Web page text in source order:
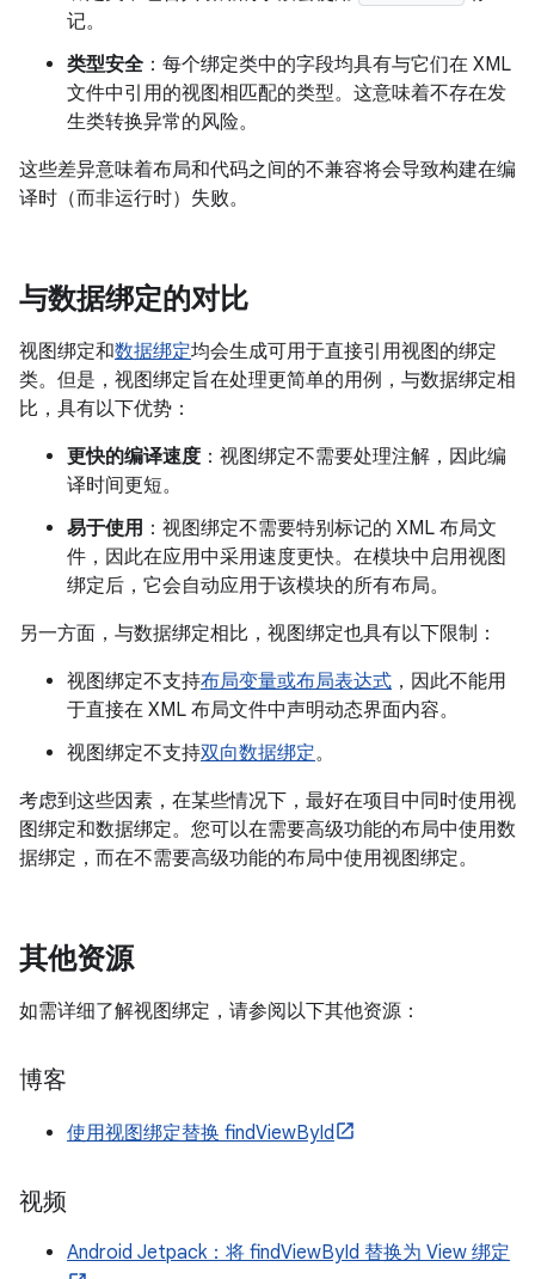
记。
类型安全 ：每个绑定类中的字段均具有与它们在 XML
文件中引用的视图相匹配的类型。这意味着不存在发
生类转换异常的风险。
这些差异意味着布局和代码之间的不兼容将会导致构建在编
译时（而非运行时）失败。
与数据绑定的对比
视图绑定和数据绑定均会生成可用于直接引用视图的绑定
类。但是，视图绑定旨在处理更简单的用例，与数据绑定相
比，具有以下优势：
更快的编译速度 ：视图绑定不需要处理注解，因此编
译时间更短。
易于使用 ：视图绑定不需要特别标记的 XML 布局文
件，因此在应用中采用速度更快。在模块中启用视图
绑定后，它会自动应用于该模块的所有布局。
另一方面，与数据绑定相比，视图绑定也具有以下限制：
视图绑定不支持布局变量或布局表达式 ，因此不能用
于直接在 XML 布局文件中声明动态界面内容。
视图绑定不支持双向数据绑定。
考虑到这些因素，在某些情况下，最好在项目中同时使用视
图绑定和数据绑定。您可以在需要高级功能的布局中使用数
据绑定，而在不需要高级功能的布局中使用视图绑定。
其他资源
如需详细了解视图绑定，请参阅以下其他资源：
博客
使用视图绑定替换 findViewById
视频
Android Jetpack：将 findViewById 替换为 View 绑定